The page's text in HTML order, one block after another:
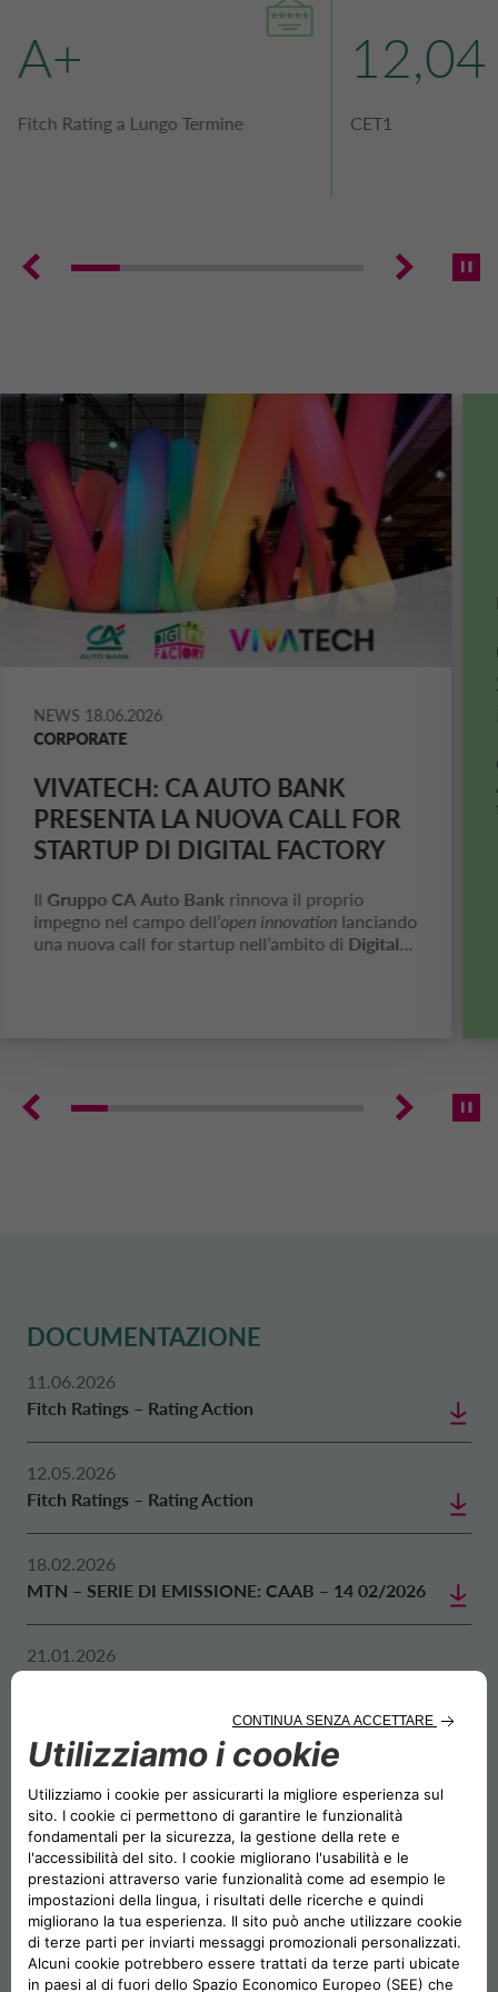
PARTI CORRELATE E SOGGETTI
POLONIA CA AUTO BANK
PORTOGALLO CA AUTO BANK
A+
Fitch Ratinga Lungo Termine CET1
NEWS 18.06.2026
CORPORATE
VIVATECH: CA AUTO BANK
PRESENTA LA NUOVA CALL FOR
STARTUPDI DIGITAL FACTORY
Il Gruppo CA Auto Bank rinnova il proprio
impegno nel campo dell’open innovationlanciando
una nuova call for startupnell’ambito di Digital
DOCUMENTAZIONE
11.06.2026
Fitch Ratings – Rating Action
12.05.2026
Fitch Ratings – Rating Action
18.02.2026
MTN – SERIE DI EMISSIONE: CAAB – 14 02/2026
21.01.2026
05.01.2026
Programma MTN – Supplemento
31.12.2025
Credit Update – Presentazione Risultati Annuali
VEDI TUTTO